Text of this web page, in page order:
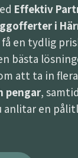
Effektiv
i
en tydlig
bästa
att ta in
pengar,
anlitar en